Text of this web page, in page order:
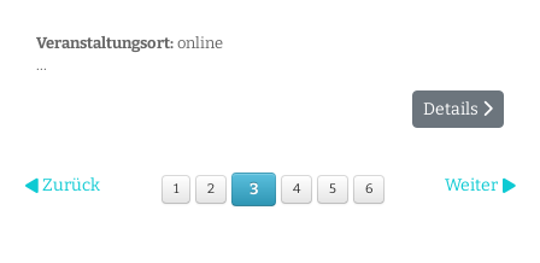
Veranstaltungsort: online
...
Details
Zurück 1 2 3 4 5 6 Weiter